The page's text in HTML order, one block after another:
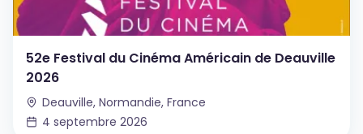
52e Festival du Cinéma Américain de Deauville
2026
Deauville, Normandie, France
4 septembre 2026